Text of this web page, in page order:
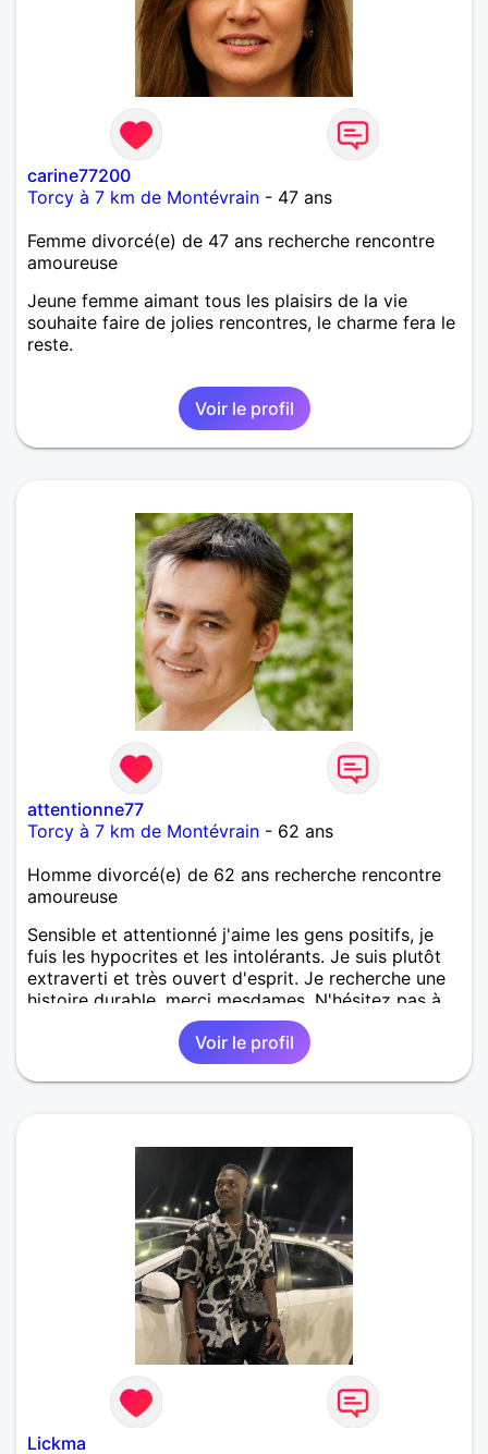
carine77200
Torcy à 7 km de Montévrain - 47 ans
Femme divorcé(e) de 47 ans recherche rencontre
amoureuse
Jeune femme aimant tous les plaisirs de la vie
souhaite faire de jolies rencontres, le charme fera le
reste.
Voir le profil
attentionne77
Torcy à 7 km de Montévrain - 62 ans
Homme divorcé(e) de 62 ans recherche rencontre
amoureuse
Sensible et attentionné j'aime les gens positifs, je
fuis les hypocrites et les intolérants. Je suis plutôt
extraverti et très ouvert d'esprit. Je recherche une
histoire durable, merci mesdames. N'hésitez pas à
Voir le profil
Lickma